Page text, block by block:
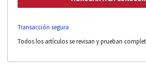
Transacción segura
Todos los artículos se revisan y prueban